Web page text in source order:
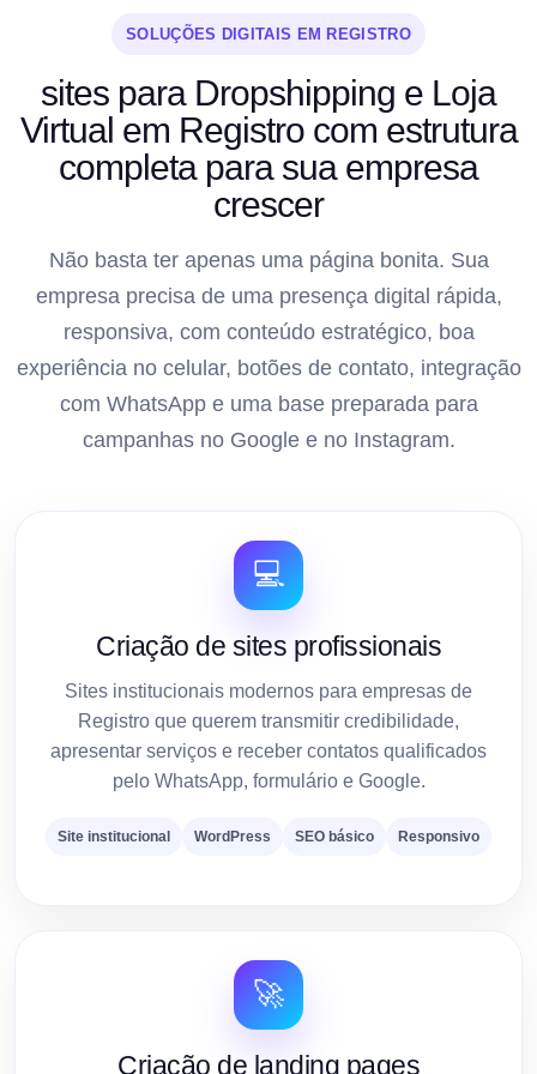
SOLUÇÕES DIGITAIS EM REGISTRO
sites para Dropshipping e Loja
Virtual em Registro com estrutura
completa para sua empresa
crescer
Não basta ter apenas uma página bonita. Sua
empresa precisa de uma presença digital rápida,
responsiva, com conteúdo estratégico, boa
experiência no celular, botões de contato, integração
com WhatsApp e uma base preparada para
campanhas no Google e no Instagram.
💻
Criação de sites profissionais
Sites institucionais modernos para empresas de
Registro que querem transmitir credibilidade,
apresentar serviços e receber contatos qualificados
pelo WhatsApp, formulário e Google.
Site institucional WordPress SEO básico Responsivo
🚀
Criação de landing pages